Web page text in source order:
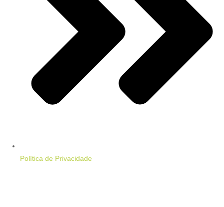
Política de Privacidade